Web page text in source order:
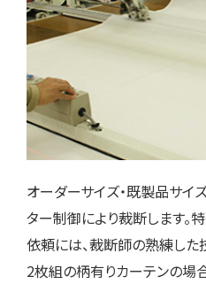
オーダーサイズ・既製品サイ
ター制御により裁断します。
依頼には、裁断師の熟練した
2枚組の柄有りカーテンの場